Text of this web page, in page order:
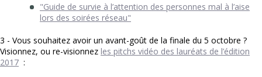
"Guide de survie à l’attention des personnes mal à l’aise
lors des soirées réseau"
3 - Vous souhaitez avoir un avant-goût de la finale du 5 octobre ?
Visionnez, ou re-visionnez les pitchs vidéo des lauréats de l’édition
2017 :